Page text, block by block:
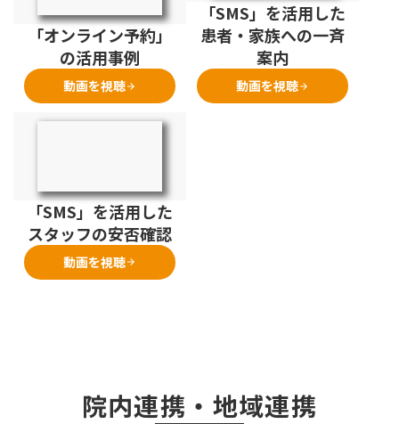
「オンライン予約」
の活用事例
動画を視聴arrow_forward
「SMS」を活用した
患者・家族への一斉
案内
動画を視聴arrow_forward
「SMS」を活用した
スタッフの安否確認
動画を視聴arrow_forward
院内連携・地域連携